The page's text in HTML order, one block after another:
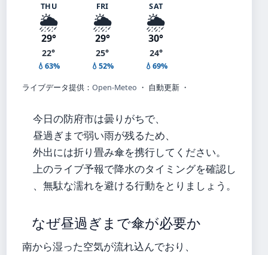
THU
🌦️
29°
22°
💧63%
FRI
🌦️
29°
25°
💧52%
SAT
🌦️
30°
24°
💧69%
ライブデータ提供： Open-Meteo ・ 自動更新 ・
今日の防府市は曇りがちで、
昼過ぎまで弱い雨が残るため、
外出には折り畳み傘を携行してください。
上のライブ予報で降水のタイミングを確認し
、無駄な濡れを避ける行動をとりましょう。
なぜ昼過ぎまで傘が必要か
南から湿った空気が流れ込んでおり、